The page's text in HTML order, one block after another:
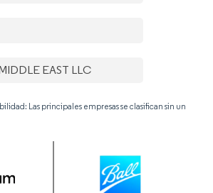
EAST LLC
Las principales empresas se clasifican sin un